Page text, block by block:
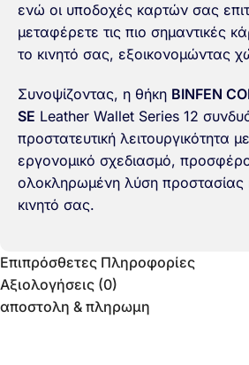
ενώ οι υποδοχές καρτών σας
μεταφέρετε τις πιο σημαντικές
το κινητό σας, εξοικονομώντας
Συνοψίζοντας, η θήκη BINFEN
SE Leather Wallet Series 12
προστατευτική λειτουργικότητα
εργονομικό σχεδιασμό,
ολοκληρωμένη λύση προστασίας
κινητό σας.
Επιπρόσθετες Πληροφορίες
Αξιολογήσεις (0)
αποστολη & πληρωμη